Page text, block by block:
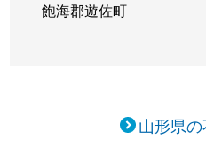
飽海郡遊佐町
山形県